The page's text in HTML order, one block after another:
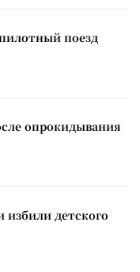
поезд
опрокидывания
избили детского